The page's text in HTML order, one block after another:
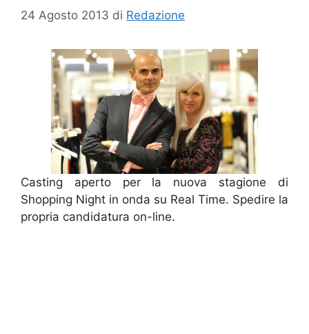
24 Agosto 2013 di Redazione
Casting aperto per la nuova stagione di
Shopping Night in onda su Real Time. Spedire la
propria candidatura on-line.